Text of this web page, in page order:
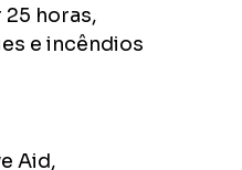
horas,
e incêndios
Aid,